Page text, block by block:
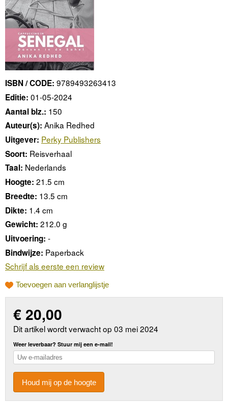
ISBN / CODE: 9789493263413
Editie: 01-05-2024
Aantal blz.: 150
Auteur(s): Anika Redhed
Uitgever: Perky Publishers
Soort: Reisverhaal
Taal: Nederlands
Hoogte: 21.5 cm
Breedte: 13.5 cm
Dikte: 1.4 cm
Gewicht: 212.0 g
Uitvoering: -
Bindwijze: Paperback
Schrijf als eerste een review
Toevoegen aan verlanglijstje
€ 20,00
Dit artikel wordt verwacht op 03 mei 2024
Weer leverbaar? Stuur mij een e-mail!
Houd mij op de hoogte